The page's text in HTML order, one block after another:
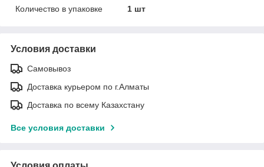
Количество в упаковке
1 шт
Условия доставки
Самовывоз
Доставка курьером по г.Алматы
Доставка по всему Казахстану
Все условия доставки